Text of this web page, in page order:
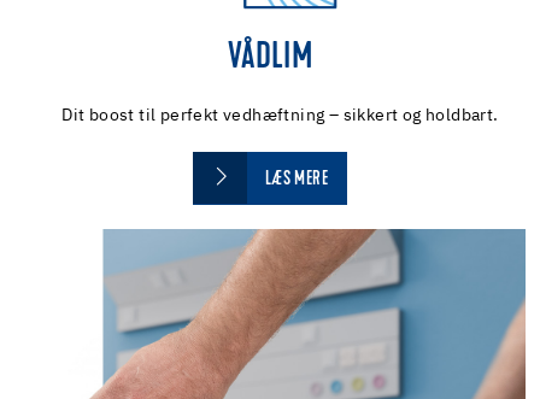
VÅDLIM
Dit boost til perfekt vedhæftning – sikkert og holdbart.
LÆS MERE